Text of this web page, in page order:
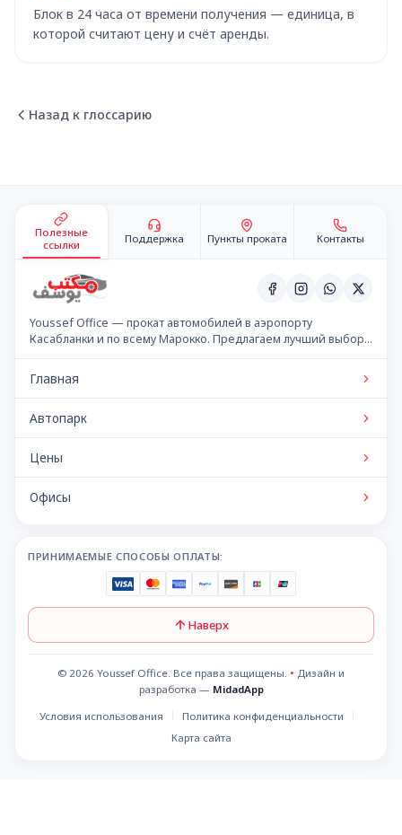
Блок в 24 часа от времени получения — единица, в
которой считают цену и счёт аренды.
Назад к глоссарию
Полезные
ссылки
Поддержка Пункты проката Контакты
Youssef Office — прокат автомобилей в аэропорту
Касабланки и по всему Марокко. Предлагаем лучший выбор
Главная
Автопарк
Цены
Офисы
ПРИНИМАЕМЫЕ СПОСОБЫ ОПЛАТЫ:
Наверх
© 2026 Youssef Office. Все права защищены. • Дизайн и
разработка — MidadApp
Условия использования
Политика конфиденциальности
Карта сайта